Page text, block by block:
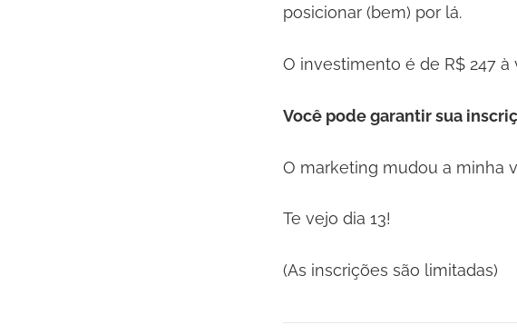
posicionar (bem) por lá.
O investimento é de R$ 247 à
Você pode garantir sua
O marketing mudou a minha
Te vejo dia 13!
(As inscrições são limitadas)